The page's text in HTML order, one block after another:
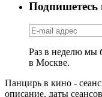
Подпишетесь
Раз в неделю мы
в Москве.
Панцирь в кино -
описание, даты